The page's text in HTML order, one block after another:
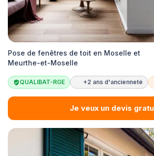
Pose de fenêtres de toit en Moselle et
Meurthe-et-Moselle
QUALIBAT-RGE +2 ans d'ancienneté
Je veux un devis